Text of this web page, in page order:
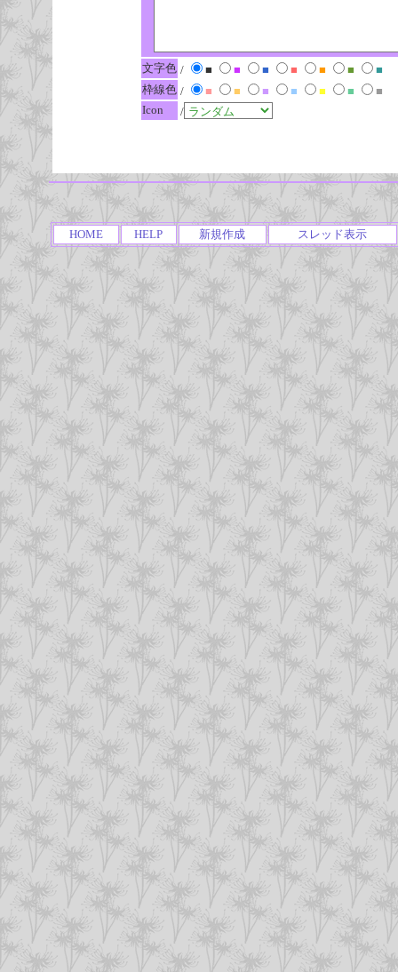
文字色 / ■ ■ ■ ■ ■ ■
■
枠線色 / ■ ■ ■ ■ ■ ■
■
Icon
/
HOME HELP 新規作成 スレッド表示